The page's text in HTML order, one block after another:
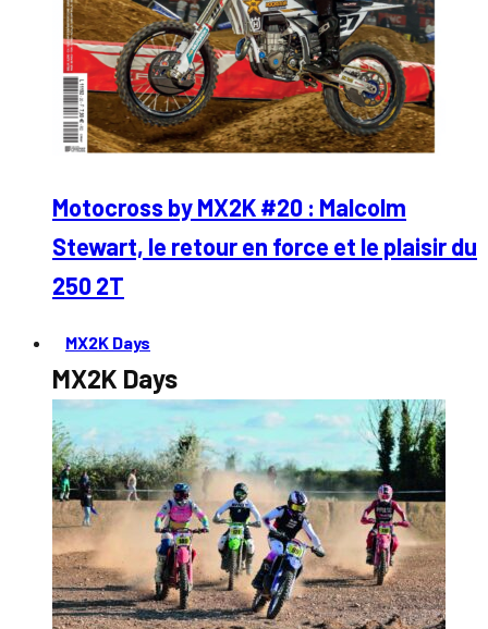
Motocross by MX2K #20 : Malcolm
Stewart, le retour en force et le plaisir du
250 2T
MX2K Days
MX2K Days